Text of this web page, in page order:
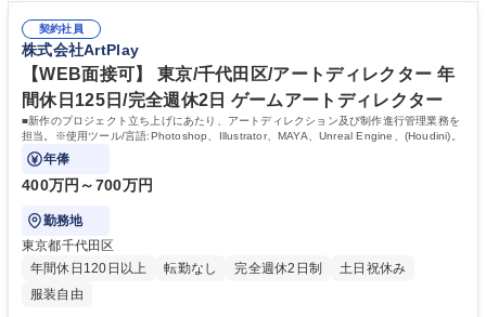
契約社員
株式会社ArtPlay
【WEB面接可】 東京/千代田区/アートディレクター 年
間休日125日/完全週休2日 ゲームアートディレクター
■新作のプロジェクト立ち上げにあたり、アートディレクション及び制作進行管理業務を
担当。※使用ツール/言語:Photoshop、Illustrator、MAYA、Unreal Engine、(Houdini)。
年俸
400万円～700万円
勤務地
東京都千代田区
年間休日120日以上
転勤なし 完全週休2日制
土日祝休み
服装自由